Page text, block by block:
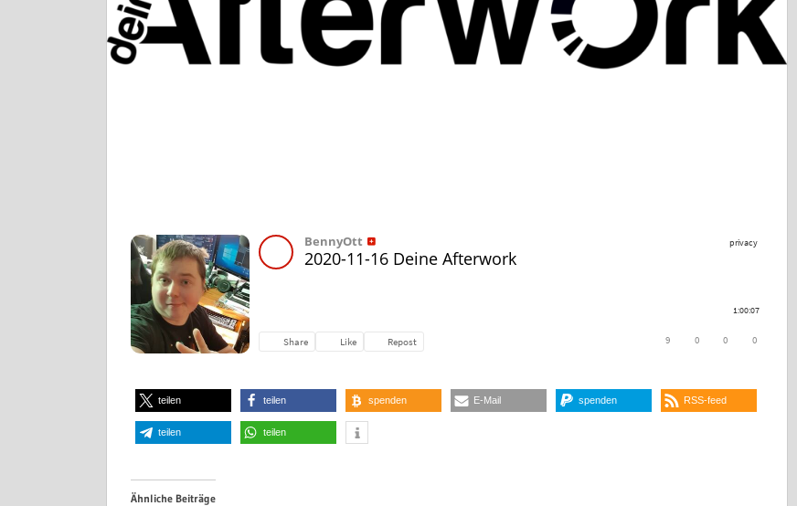
teilen teilen spenden E-Mail spenden RSS-feed
teilen teilen
Ähnliche Beiträge